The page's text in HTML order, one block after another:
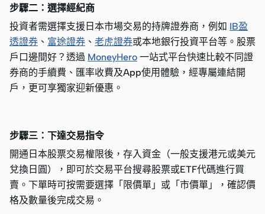
步驟二：選擇經紀商
投資者需選擇支援日本市場交易的持牌證券商，例如 IB盈
透證券 、 富途證券 、 老虎證券或本地銀行投資平台等。股票
戶口邊間好？透過 MoneyHero 一站式平台快速比較不同證
券商的手續費、匯率收費及App使用體驗，經專屬連結開
戶，更可享獨家迎新優惠。
步驟三：下達交易指令
開通日本股票交易權限後，存入資金（一般支援港元或美元
兌換日圓），即可於交易平台搜尋股票或ETF代碼進行買
賣。下單時可按需要選擇「限價單」或「市價單」，確認價
格及數量後完成交易。